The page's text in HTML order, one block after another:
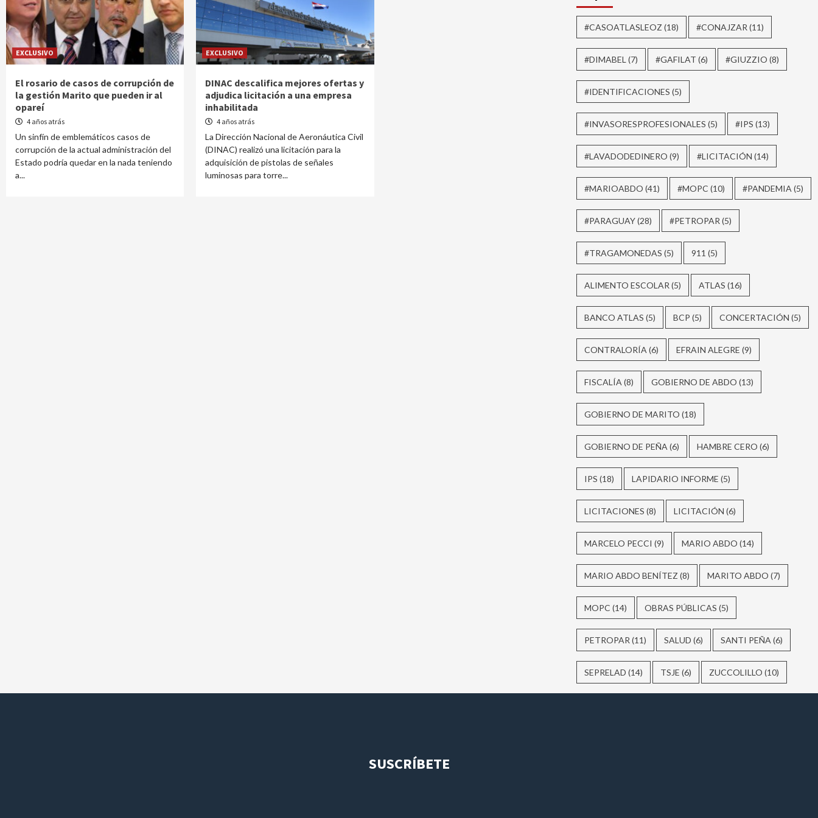
EXCLUSIVO
El rosario de casos de corrupción de
la gestión Marito que pueden ir al
opareí
4 años atrás
Un sinfín de emblemáticos casos de
corrupción de la actual administración del
Estado podría quedar en la nada teniendo
a...
EXCLUSIVO
DINAC descalifica mejores ofertas y
adjudica licitación a una empresa
inhabilitada
4 años atrás
La Dirección Nacional de Aeronáutica Civil
(DINAC) realizó una licitación para la
adquisición de pistolas de señales
luminosas para torre...
#CASOATLASLEOZ (18) #CONAJZAR (11)
#DIMABEL (7) #GAFILAT (6) #GIUZZIO (8)
#IDENTIFICACIONES (5)
#INVASORESPROFESIONALES (5) #IPS (13)
#LAVADODEDINERO (9) #LICITACIÓN (14)
#MARIOABDO (41) #MOPC (10) #PANDEMIA (5)
#PARAGUAY(28) #PETROPAR (5)
#TRAGAMONEDAS (5) 911 (5)
ALIMENTO ESCOLAR (5) ATLAS (16)
BANCO ATLAS (5) BCP (5) CONCERTACIÓN (5)
CONTRALORÍA (6) EFRAIN ALEGRE (9)
FISCALÍA (8) GOBIERNO DE ABDO (13)
GOBIERNO DE MARITO (18)
GOBIERNO DE PEÑA (6) HAMBRE CERO (6)
IPS (18) LAPIDARIO INFORME (5)
LICITACIONES (8) LICITACIÓN (6)
MARCELO PECCI (9) MARIO ABDO (14)
MARIO ABDO BENÍTEZ (8) MARITO ABDO (7)
MOPC (14) OBRAS PÚBLICAS (5)
PETROPAR (11) SALUD (6) SANTI PEÑA (6)
SEPRELAD (14) TSJE (6) ZUCCOLILLO (10)
SUSCRÍBETE